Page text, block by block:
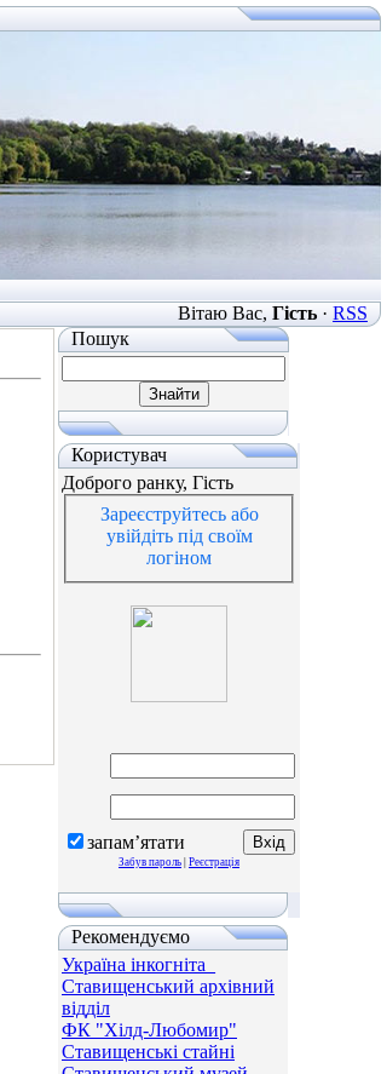
Вітаю Вас, Гість· RSS
Пошук
Користувач
Доброго ранку, Гість
Зареєструйтесь або
увійдіть під своїм
логіном
запам’ятати
Забув пароль Реєстрація
Рекомендуємо
Україна інкогніта_
Ставищенський архівний
відділ
ФК "Хілд-Любомир"
Ставищенські стайні